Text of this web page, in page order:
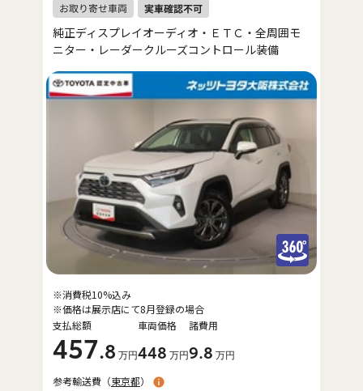
純正ディスプレイオーディオ・ＥＴＣ・全周囲モ
ニター・レーダークルーズコントロール装備
支払総額
457.8 万円
車両価格
448 万円
諸費用
9.8 万円
※消費税10%込み
※価格は展示店にて8月登録の場合
参考輸送費（東京都）